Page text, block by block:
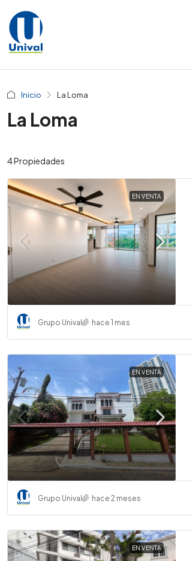
Inicio La Loma
La Loma
4 Propiedades
EN VENTA
Grupo Unival hace 1 mes
EN VENTA
Grupo Unival hace 2 meses
EN VENTA